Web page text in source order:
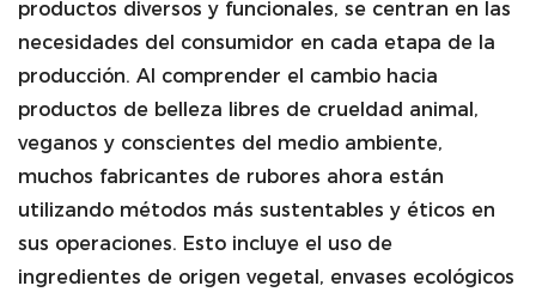
productos diversos y funcionales, se centran en las
necesidades del consumidor en cada etapa de la
producción. Al comprender el cambio hacia
productos de belleza libres de crueldad animal,
veganos y conscientes del medio ambiente,
muchos fabricantes de rubores ahora están
utilizando métodos más sustentables y éticos en
sus operaciones. Esto incluye el uso de
ingredientes de origen vegetal, envases ecológicos